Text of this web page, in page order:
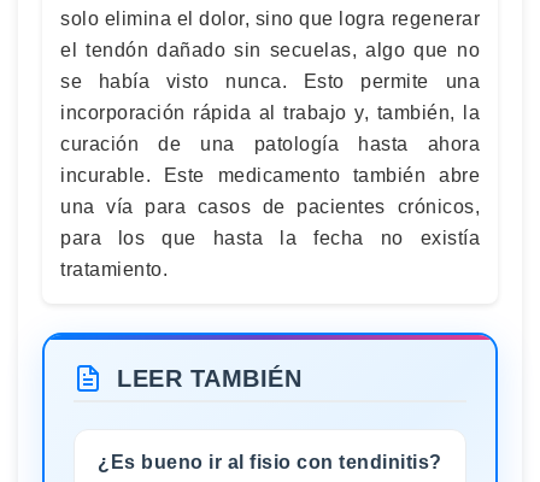
solo elimina el dolor, sino que logra regenerar
el tendón dañado sin secuelas, algo que no
se había visto nunca. Esto permite una
incorporación rápida al trabajo y, también, la
curación de una patología hasta ahora
incurable. Este medicamento también abre
una vía para casos de pacientes crónicos,
para los que hasta la fecha no existía
tratamiento.
LEER TAMBIÉN
¿Es bueno ir al fisio con tendinitis?